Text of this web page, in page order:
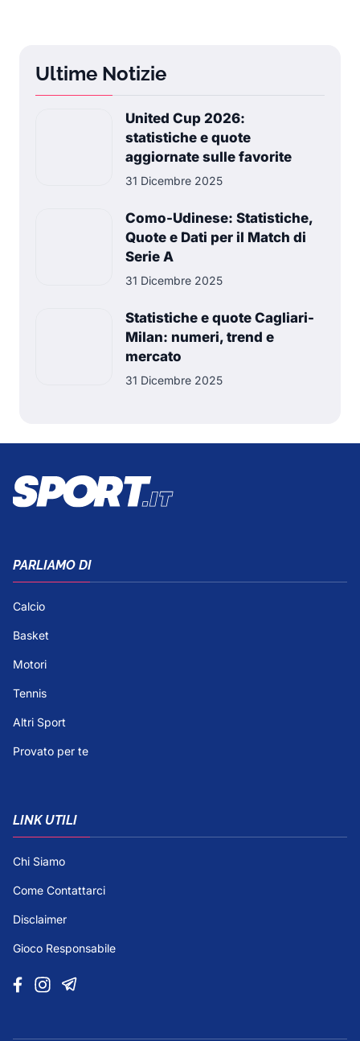
Ultime Notizie
United Cup 2026:
statistiche e quote
aggiornate sulle favorite
31 Dicembre 2025
Como-Udinese: Statistiche,
Quote e Dati per il Match di
Serie A
31 Dicembre 2025
Statistiche e quote Cagliari-
Milan: numeri, trend e
mercato
31 Dicembre 2025
PARLIAMO DI
Calcio
Basket
Motori
Tennis
Altri Sport
Provato per te
LINK UTILI
Chi Siamo
Come Contattarci
Disclaimer
Gioco Responsabile